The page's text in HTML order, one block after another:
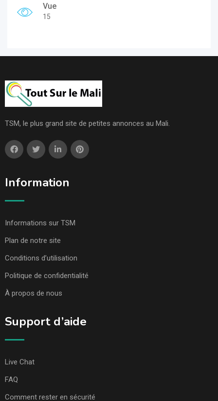
Vue
15
TSM, le plus grand site de petites annonces au Mali.
Information
Informations sur TSM
Plan de notre site
Conditions d’utilisation
Politique de confidentialité
À propos de nous
Support d’aide
Live Chat
FAQ
Comment rester en sécurité